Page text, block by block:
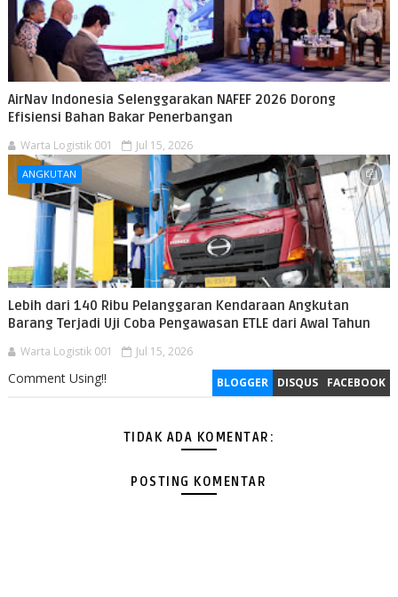
AirNav Indonesia Selenggarakan NAFEF 2026 Dorong
Efisiensi Bahan Bakar Penerbangan
Warta Logistik 001 Jul 15, 2026
ANGKUTAN
Lebih dari 140 Ribu Pelanggaran Kendaraan Angkutan
Barang Terjadi Uji Coba Pengawasan ETLE dari Awal Tahun
Warta Logistik 001 Jul 15, 2026
BLOGGER DISQUS FACEBOOK
Comment Using!!
TIDAK ADA KOMENTAR:
POSTING KOMENTAR